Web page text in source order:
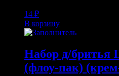
14 ₽
В корзину
Набор д/бритья
(флоу-пак)